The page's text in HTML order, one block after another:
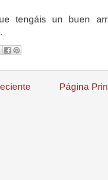
tengáis un buen
Página